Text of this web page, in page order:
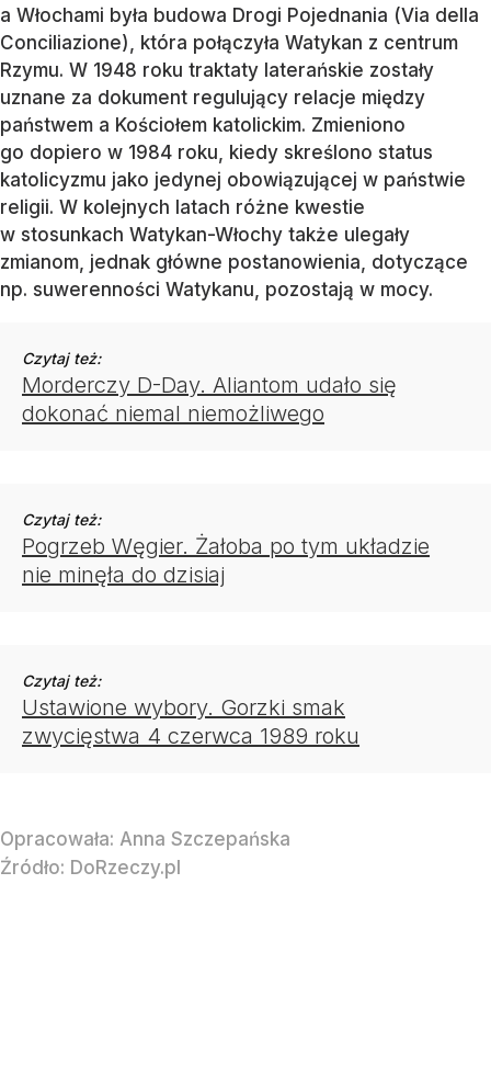
a Włochami była budowa Drogi Pojednania (Via della
Conciliazione), która połączyła Watykan z centrum
Rzymu. W 1948 roku traktaty laterańskie zostały
uznane za dokument regulujący relacje między
państwem a Kościołem katolickim. Zmieniono
go dopiero w 1984 roku, kiedy skreślono status
katolicyzmu jako jedynej obowiązującej w państwie
religii. W kolejnych latach różne kwestie
w stosunkach Watykan-Włochy także ulegały
zmianom, jednak główne postanowienia, dotyczące
np. suwerenności Watykanu, pozostają w mocy.
Czytaj też:
Morderczy D-Day. Aliantom udało się
dokonać niemal niemożliwego
Czytaj też:
Pogrzeb Węgier. Żałoba po tym układzie
nie minęła do dzisiaj
Czytaj też:
Ustawione wybory. Gorzki smak
zwycięstwa 4 czerwca 1989 roku
Opracowała: Anna Szczepańska
Źródło: DoRzeczy.pl